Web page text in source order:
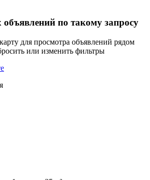
по такому запросу
для просмотра объявлений рядом
или изменить фильтры